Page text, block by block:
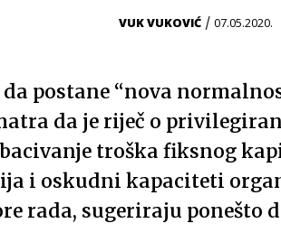
VUK VUKOVIĆ / 07.05.2020.
postane “nova
da je riječ o
troška fiksnog
i oskudni kapaciteti
rada, sugeriraju ponešto